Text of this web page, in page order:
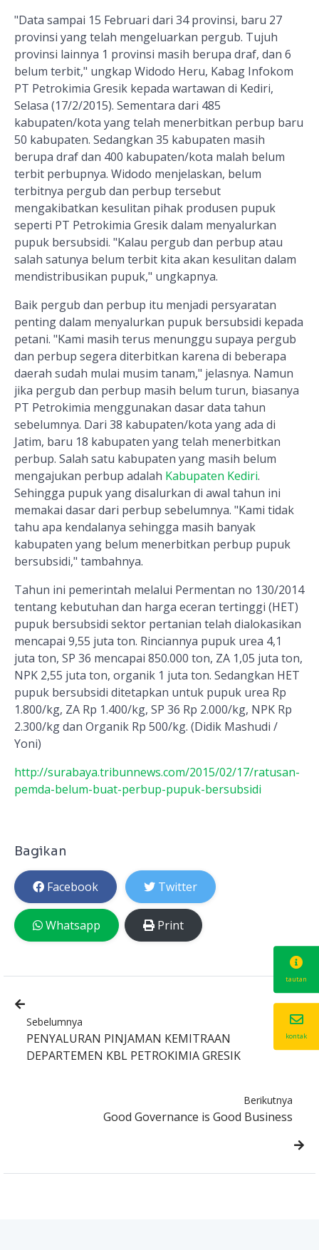
"Data sampai 15 Februari dari 34 provinsi, baru 27
provinsi yang telah mengeluarkan pergub. Tujuh
provinsi lainnya 1 provinsi masih berupa draf, dan 6
belum terbit," ungkap Widodo Heru, Kabag Infokom
PT Petrokimia Gresik kepada wartawan di Kediri,
Selasa (17/2/2015). Sementara dari 485
kabupaten/kota yang telah menerbitkan perbup baru
50 kabupaten. Sedangkan 35 kabupaten masih
berupa draf dan 400 kabupaten/kota malah belum
terbit perbupnya. Widodo menjelaskan, belum
terbitnya pergub dan perbup tersebut
mengakibatkan kesulitan pihak produsen pupuk
seperti PT Petrokimia Gresik dalam menyalurkan
pupuk bersubsidi. "Kalau pergub dan perbup atau
salah satunya belum terbit kita akan kesulitan dalam
mendistribusikan pupuk," ungkapnya.
Baik pergub dan perbup itu menjadi persyaratan
penting dalam menyalurkan pupuk bersubsidi kepada
petani. "Kami masih terus menunggu supaya pergub
dan perbup segera diterbitkan karena di beberapa
daerah sudah mulai musim tanam," jelasnya. Namun
jika pergub dan perbup masih belum turun, biasanya
PT Petrokimia menggunakan dasar data tahun
sebelumnya. Dari 38 kabupaten/kota yang ada di
Jatim, baru 18 kabupaten yang telah menerbitkan
perbup. Salah satu kabupaten yang masih belum
mengajukan perbup adalah Kabupaten Kediri.
Sehingga pupuk yang disalurkan di awal tahun ini
memakai dasar dari perbup sebelumnya. "Kami tidak
tahu apa kendalanya sehingga masih banyak
kabupaten yang belum menerbitkan perbup pupuk
bersubsidi," tambahnya.
Tahun ini pemerintah melalui Permentan no 130/2014
tentang kebutuhan dan harga eceran tertinggi (HET)
pupuk bersubsidi sektor pertanian telah dialokasikan
mencapai 9,55 juta ton. Rinciannya pupuk urea 4,1
juta ton, SP 36 mencapai 850.000 ton, ZA 1,05 juta ton,
NPK 2,55 juta ton, organik 1 juta ton. Sedangkan HET
pupuk bersubsidi ditetapkan untuk pupuk urea Rp
1.800/kg, ZA Rp 1.400/kg, SP 36 Rp 2.000/kg, NPK Rp
2.300/kg dan Organik Rp 500/kg. (Didik Mashudi /
Yoni)
http://surabaya.tribunnews.com/2015/02/17/ratusan-
pemda-belum-buat-perbup-pupuk-bersubsidi
Bagikan
Facebook Twitter
Whatsapp Print
Sebelumnya
PENYALURAN PINJAMAN KEMITRAAN
DEPARTEMEN KBL PETROKIMIA GRESIK
Berikutnya
Good Governance is Good Business
tautan
kontak